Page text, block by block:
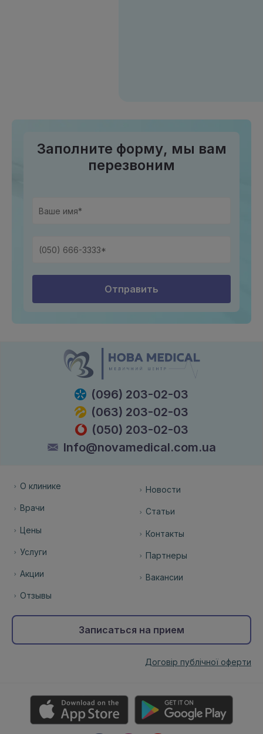
Заполните форму, мы вам
перезвоним
Отправить
(096) 203-02-03
(063) 203-02-03
(050) 203-02-03
Info@novamedical.com.ua
О клинике
Врачи
Цены
Услуги
Акции
Отзывы
Новости
Статьи
Контакты
Партнеры
Вакансии
Записаться на прием
Договір публічної оферти